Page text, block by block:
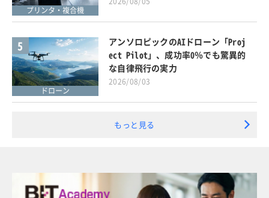
プリンタ・複合機
5
ドローン
アンソロピックのAIドローン「Proj
ect Pilot」、成功率0％でも驚異的
な自律飛行の実力
2026/08/03
もっと見る